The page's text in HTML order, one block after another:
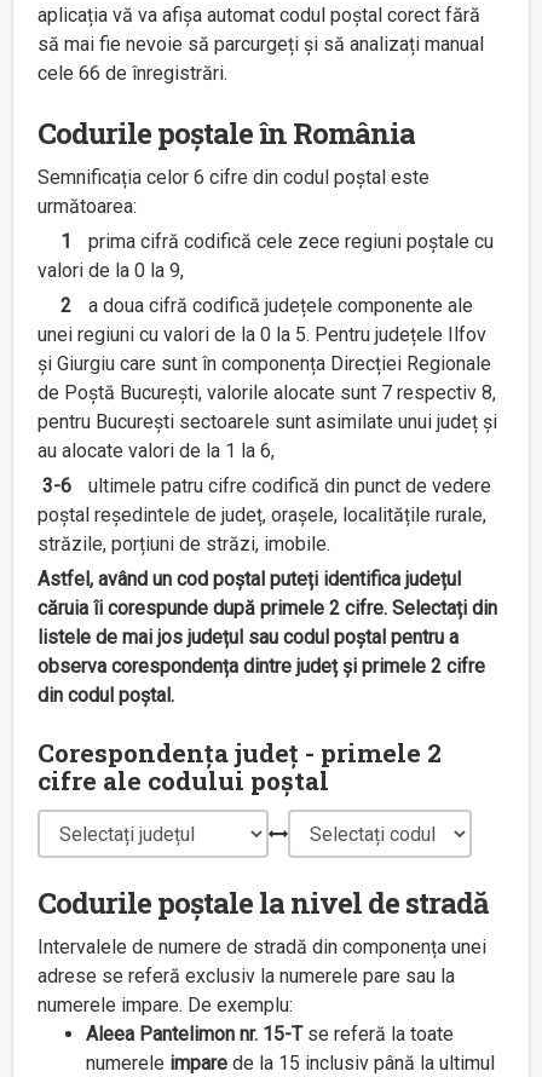
aplicația vă va afișa automat codul poștal corect fără
să mai fie nevoie să parcurgeți și să analizați manual
cele 66 de înregistrări.
Codurile poștale în România
Semnificația celor 6 cifre din codul poștal este
următoarea:
1
prima cifră codifică cele zece regiuni poștale cu
valori de la 0 la 9,
2
a doua cifră codifică județele componente ale
unei regiuni cu valori de la 0 la 5. Pentru județele Ilfov
și Giurgiu care sunt în componența Direcției Regionale
de Poștă București, valorile alocate sunt 7 respectiv 8,
pentru București sectoarele sunt asimilate unui județ și
au alocate valori de la 1 la 6,
3-6
ultimele patru cifre codifică din punct de vedere
poștal reședintele de județ, orașele, localitățile rurale,
străzile, porțiuni de străzi, imobile.
Astfel, având un cod poștal puteți identifica județul
căruia îi corespunde după primele 2 cifre. Selectați din
listele de mai jos județul sau codul poștal pentru a
observa corespondența dintre județ și primele 2 cifre
din codul poștal.
Corespondența județ - primele 2
cifre ale codului poștal
Codurile poștale la nivel de stradă
Intervalele de numere de stradă din componența unei
adrese se referă exclusiv la numerele pare sau la
numerele impare. De exemplu:
Aleea Pantelimon nr. 15-Tse referă la toate
numerele impare de la 15 inclusiv până la ultimul